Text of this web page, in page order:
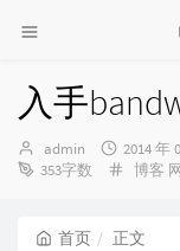
入手
博
主：
admin
发
布
2014 年
353字数
分
博客
首页 正文